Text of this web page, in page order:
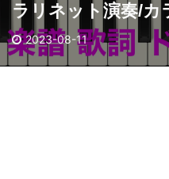
ラリネット演奏/カ
2023-08-11